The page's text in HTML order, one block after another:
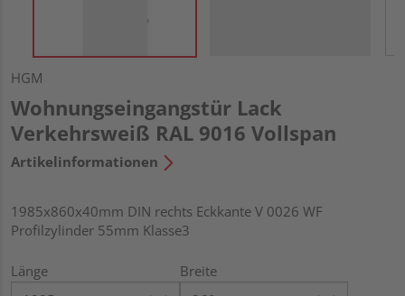
HGM
Wohnungseingangstür Lack
Verkehrsweiß RAL 9016 Vollspan
Artikelinformationen
1985x860x40mm DIN rechts Eckkante V 0026 WF
Profilzylinder 55mm Klasse3
Länge Breite